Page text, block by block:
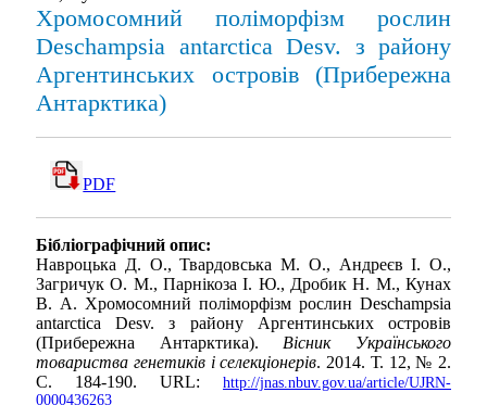
Хромосомний поліморфізм рослин
Deschampsia antarctica Desv. з району
Аргентинських островів (Прибережна
Антарктика)
PDF
Бібліографічний опис:
Навроцька Д. О., Твардовська М. О., Андреєв І. О.,
Загричук О. М., Парнікоза І. Ю., Дробик Н. М., Кунах
В. А. Хромосомний поліморфізм рослин Deschampsia
antarctica Desv. з району Аргентинських островів
(Прибережна Антарктика).Вісник Українського
товариства генетиків і селекціонерів. 2014. Т. 12, № 2.
С. 184-190. URL: http://jnas.nbuv.gov.ua/article/UJRN-
0000436263